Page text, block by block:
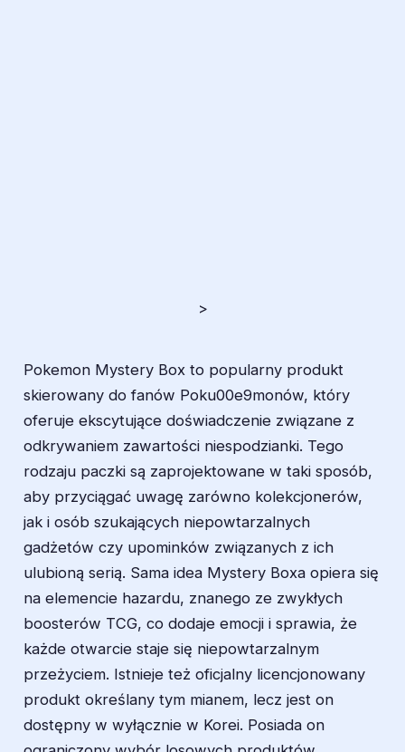
>
Pokemon Mystery Box to popularny produkt
skierowany do fanów Poku00e9monów, który
oferuje ekscytujące doświadczenie związane z
odkrywaniem zawartości niespodzianki. Tego
rodzaju paczki są zaprojektowane w taki sposób,
aby przyciągać uwagę zarówno kolekcjonerów,
jak i osób szukających niepowtarzalnych
gadżetów czy upominków związanych z ich
ulubioną serią. Sama idea Mystery Boxa opiera się
na elemencie hazardu, znanego ze zwykłych
boosterów TCG, co dodaje emocji i sprawia, że
każde otwarcie staje się niepowtarzalnym
przeżyciem. Istnieje też oficjalny licencjonowany
produkt określany tym mianem, lecz jest on
dostępny w wyłącznie w Korei. Posiada on